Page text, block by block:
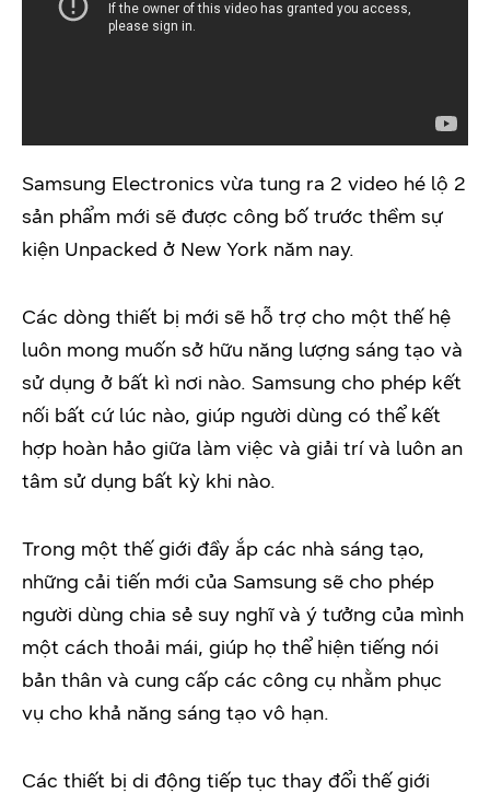
Samsung Electronics vừa tung ra 2 video hé lộ 2
sản phẩm mới sẽ được công bố trước thềm sự
kiện Unpacked ở New York năm nay.
Các dòng thiết bị mới sẽ hỗ trợ cho một thế hệ
luôn mong muốn sở hữu năng lượng sáng tạo và
sử dụng ở bất kì nơi nào. Samsung cho phép kết
nối bất cứ lúc nào, giúp người dùng có thể kết
hợp hoàn hảo giữa làm việc và giải trí và luôn an
tâm sử dụng bất kỳ khi nào.
Trong một thế giới đầy ắp các nhà sáng tạo,
những cải tiến mới của Samsung sẽ cho phép
người dùng chia sẻ suy nghĩ và ý tưởng của mình
một cách thoải mái, giúp họ thể hiện tiếng nói
bản thân và cung cấp các công cụ nhằm phục
vụ cho khả năng sáng tạo vô hạn.
Các thiết bị di động tiếp tục thay đổi thế giới